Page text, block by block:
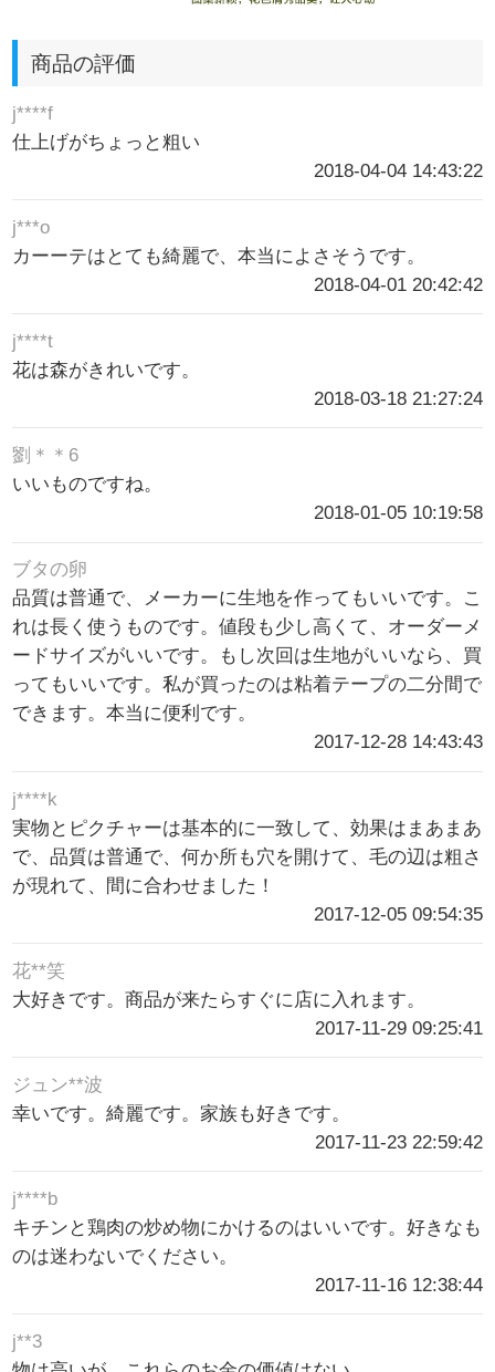
商品の評価
j****f
仕上げがちょっと粗い
2018-04-04 14:43:22
j***o
カーーテはとても綺麗で、本当によさそうです。
2018-04-01 20:42:42
j****t
花は森がきれいです。
2018-03-18 21:27:24
劉＊＊6
いいものですね。
2018-01-05 10:19:58
ブタの卵
品質は普通で、メーカーに生地を作ってもいいです。こ
れは長く使うものです。値段も少し高くて、オーダーメ
ードサイズがいいです。もし次回は生地がいいなら、買
ってもいいです。私が買ったのは粘着テープの二分間で
できます。本当に便利です。
2017-12-28 14:43:43
j****k
実物とピクチャーは基本的に一致して、効果はまあまあ
で、品質は普通で、何か所も穴を開けて、毛の辺は粗さ
が現れて、間に合わせました！
2017-12-05 09:54:35
花**笑
大好きです。商品が来たらすぐに店に入れます。
2017-11-29 09:25:41
ジュン**波
幸いです。綺麗です。家族も好きです。
2017-11-23 22:59:42
j****b
キチンと鶏肉の炒め物にかけるのはいいです。好きなも
のは迷わないでください。
2017-11-16 12:38:44
j**3